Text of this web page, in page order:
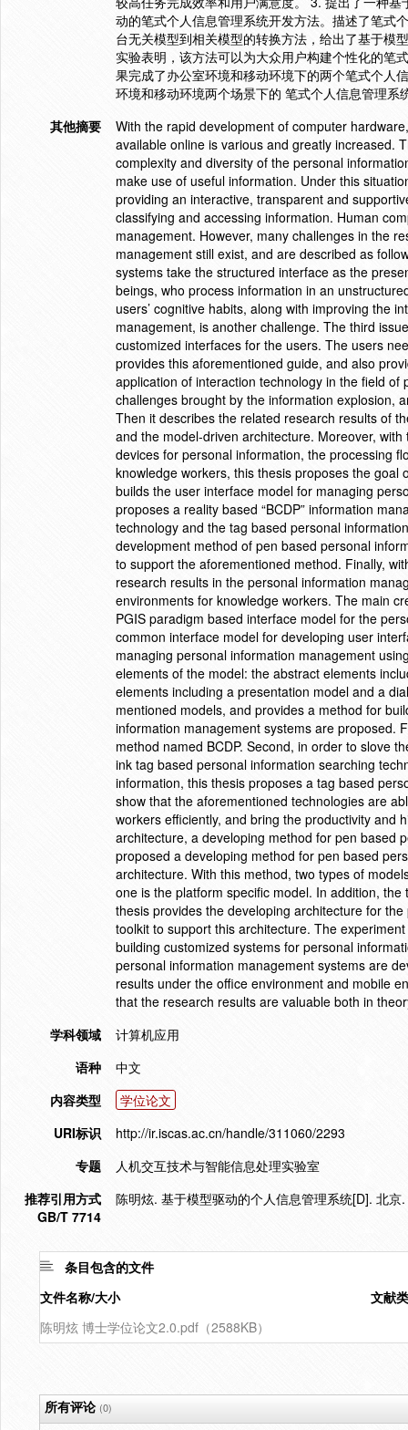
动的笔式个人信息管理系统开发方法。描述了笔式
台无关模型到相关模型的转换方法，给出了基于模
实验表明，该方法可以为大众用户构建个性化的笔
果完成了办公室环境和移动环境下的两个笔式个人
环境和移动环境两个场景下的 笔式个人信息管理
其他摘要
With the rapid development of computer
available online is various and greatly increased.
complexity and diversity of the personal
make use of useful information. Under this
providing an interactive, transparent and
classifying and accessing information. Human
management. However, many challenges in the
management still exist, and are described as
systems take the structured interface as the
beings, who process information in an
users’ cognitive habits, along with improving the
management, is another challenge. The third
customized interfaces for the users. The users
provides this aforementioned guide, and also
application of interaction technology in the field
challenges brought by the information explosion,
Then it describes the related research results of
and the model-driven architecture. Moreover,
devices for personal information, the processing
knowledge workers, this thesis proposes the
builds the user interface model for managing
proposes a reality based “BCDP” information
technology and the tag based personal
development method of pen based personal
to support the aforementioned method. Finally,
research results in the personal information
environments for knowledge workers. The main
PGIS paradigm based interface model for the
common interface model for developing user
managing personal information management
elements of the model: the abstract elements
elements including a presentation model and a
mentioned models, and provides a method for
information management systems are proposed.
method named BCDP. Second, in order to slove
ink tag based personal information searching
information, this thesis proposes a tag based
show that the aforementioned technologies are
workers efficiently, and bring the productivity and
architecture, a developing method for pen based
proposed a developing method for pen based
architecture. With this method, two types of
one is the platform specific model. In addition,
thesis provides the developing architecture for
toolkit to support this architecture. The
building customized systems for personal
personal information management systems are
results under the office environment and mobile
that the research results are valuable both in
学科领域
计算机应用
语种
中文
内容类型
学位论文
URI标识
http://ir.iscas.ac.cn/handle/311060/2293
专题
人机交互技术与智能信息处理实验室
推荐引用方式
GB/T 7714
陈明炫. 基于模型驱动的个人信息管理系统[D]. 北
条目包含的文件
文件名称/大小
文献
陈明炫 博士学位论文2.0.pdf（2588KB）
所有评论(0)